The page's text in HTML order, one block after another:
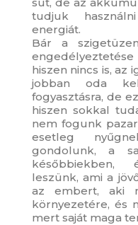
tudjuk
energiát.
Bár a
hiszen nincs is, az
jobban oda
fogyasztásra, de
hiszen sokkal
nem fogunk
esetleg
gondolunk, a
későbbiekben,
leszünk, ami a
az embert, aki
környezetére, és
mert saját maga